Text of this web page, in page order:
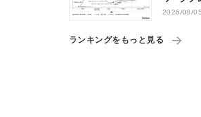
クルをガ
2026/08/
ランキングをもっと見る